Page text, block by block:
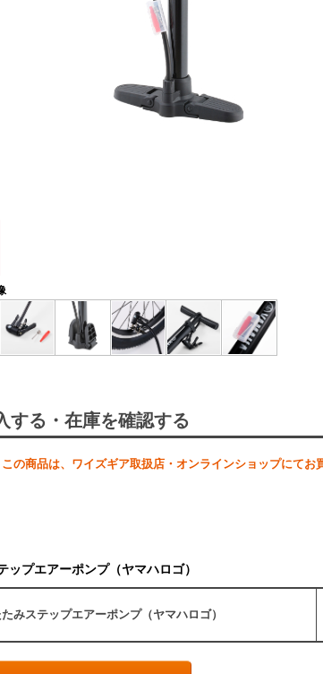
する・在庫を確認する
この商品は、ワイズギア取扱店・オンラインショップにてお
ップエアーポンプ（ヤマハロゴ）
みステップエアーポンプ（ヤマハロゴ）